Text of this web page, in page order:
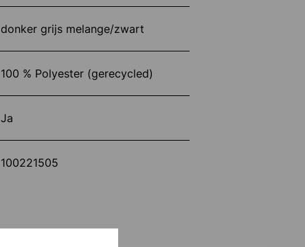
donker grijs melange/zwart
100 % Polyester (gerecycled)
Ja
100221505